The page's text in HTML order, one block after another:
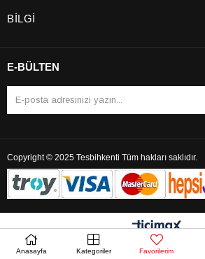
BİLGİ
E-BÜLTEN
Copyright © 2025 Tesbihkenti Tüm hakları saklıdır.
Anasayfa Kategoriler Favorilerim